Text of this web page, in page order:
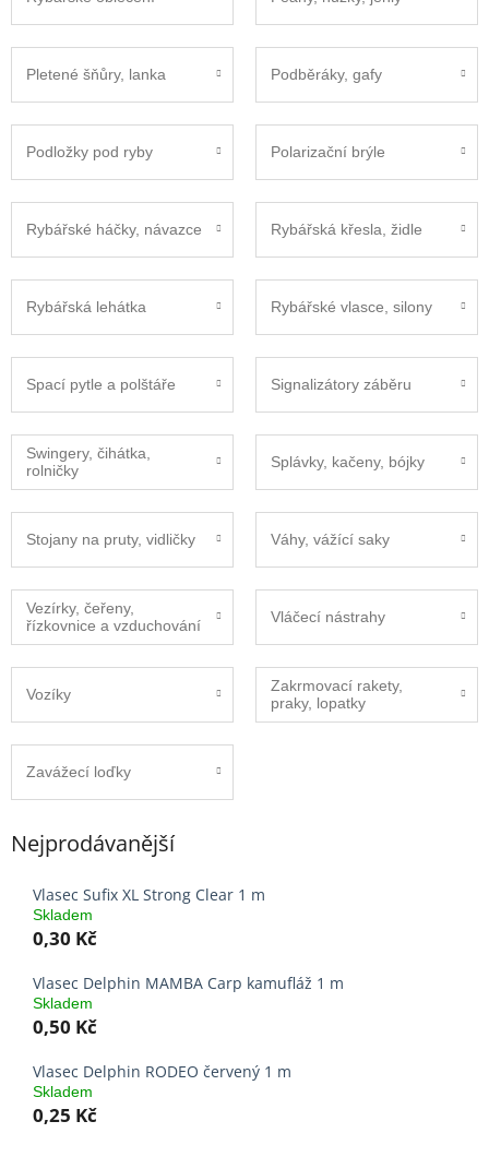
Pletené šňůry, lanka Podběráky, gafy
Podložky pod ryby Polarizační brýle
Rybářské háčky, návazce Rybářská křesla, židle
Rybářská lehátka Rybářské vlasce, silony
Spací pytle a polštáře Signalizátory záběru
Swingery, čihátka,
rolničky
Splávky, kačeny, bójky
Stojany na pruty, vidličky Váhy, vážící saky
Vezírky, čeřeny,
řízkovnice a vzduchování
Vláčecí nástrahy
Vozíky
Zakrmovací rakety,
praky, lopatky
Zavážecí loďky
Nejprodávanější
Vlasec Sufix XL Strong Clear 1 m
Skladem
0,30 Kč
Vlasec Delphin MAMBA Carp kamufláž 1 m
Skladem
0,50 Kč
Vlasec Delphin RODEO červený 1 m
Skladem
0,25 Kč